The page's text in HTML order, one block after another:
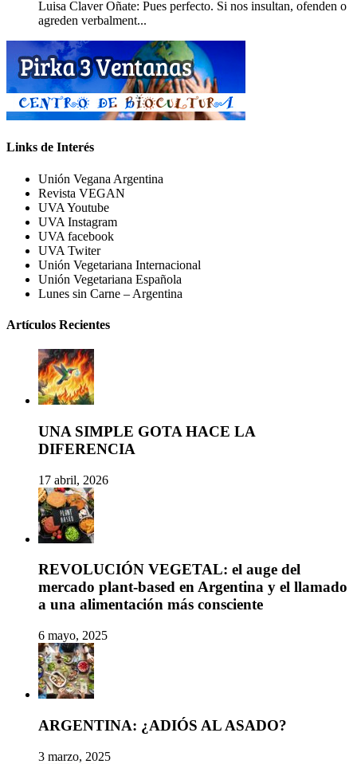
Luisa Claver Oñate: Pues perfecto. Si nos insultan, ofenden o
agreden verbalment...
Links de Interés
Unión Vegana Argentina
Revista VEGAN
UVA Youtube
UVA Instagram
UVA facebook
UVA Twiter
Unión Vegetariana Internacional
Unión Vegetariana Española
Lunes sin Carne – Argentina
Artículos Recientes
UNA SIMPLE GOTA HACE LA
DIFERENCIA
17 abril, 2026
REVOLUCIÓN VEGETAL: el auge del
mercado plant-based en Argentina y el llamado
a una alimentación más consciente
6 mayo, 2025
ARGENTINA: ¿ADIÓS AL ASADO?
3 marzo, 2025